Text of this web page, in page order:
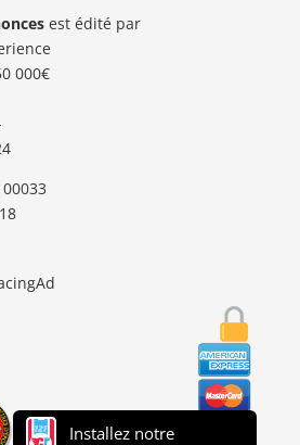
est édité par
000€
Installez notre